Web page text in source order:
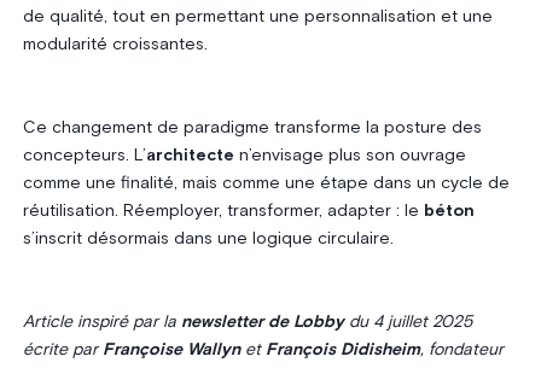
de qualité, tout en permettant une personnalisation et une
modularité croissantes.
Ce changement de paradigme transforme la posture des
concepteurs. L’architecte n’envisage plus son ouvrage
comme une finalité, mais comme une étape dans un cycle de
réutilisation. Réemployer, transformer, adapter : le béton
s’inscrit désormais dans une logique circulaire.
Article inspiré par la newsletter de Lobbydu 4 juillet 2025
écrite par Françoise Wallynet François Didisheim, fondateur